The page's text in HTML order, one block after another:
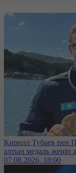
Кирилл Тубаев пен
алтын медаль жеңіп
07.08.2026, 18:00